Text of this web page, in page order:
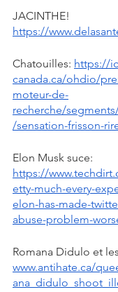
JACINTHE!
https://
Chatouilles: https://
canada.ca/ohdio/
moteur-de-
recherche/
/sensation-frisson-
Elon Musk suce:
https://
etty-much-every-
elon-has-made-
abuse-problem-
Romana Didulo et
www.antihate.ca/